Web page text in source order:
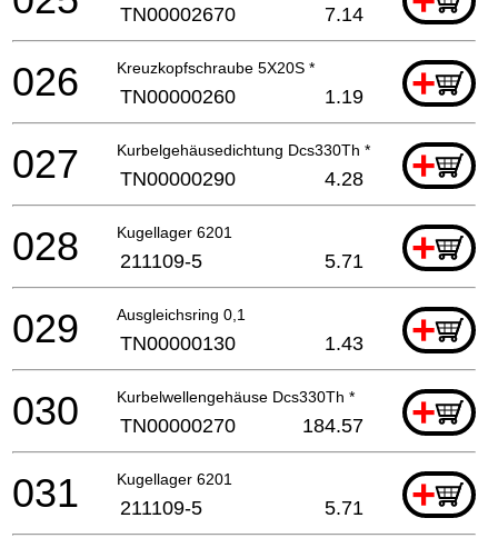
TN00002670 7.14
Kreuzkopfschraube 5X20S * +
026 TN00000260 1.19
Kurbelgehäusedichtung Dcs330Th * +
027 TN00000290 4.28
Kugellager 6201 +
028 211109-5 5.71
Ausgleichsring 0,1 +
029 TN00000130 1.43
Kurbelwellengehäuse Dcs330Th * +
030 TN00000270 184.57
Kugellager 6201 +
031 211109-5 5.71